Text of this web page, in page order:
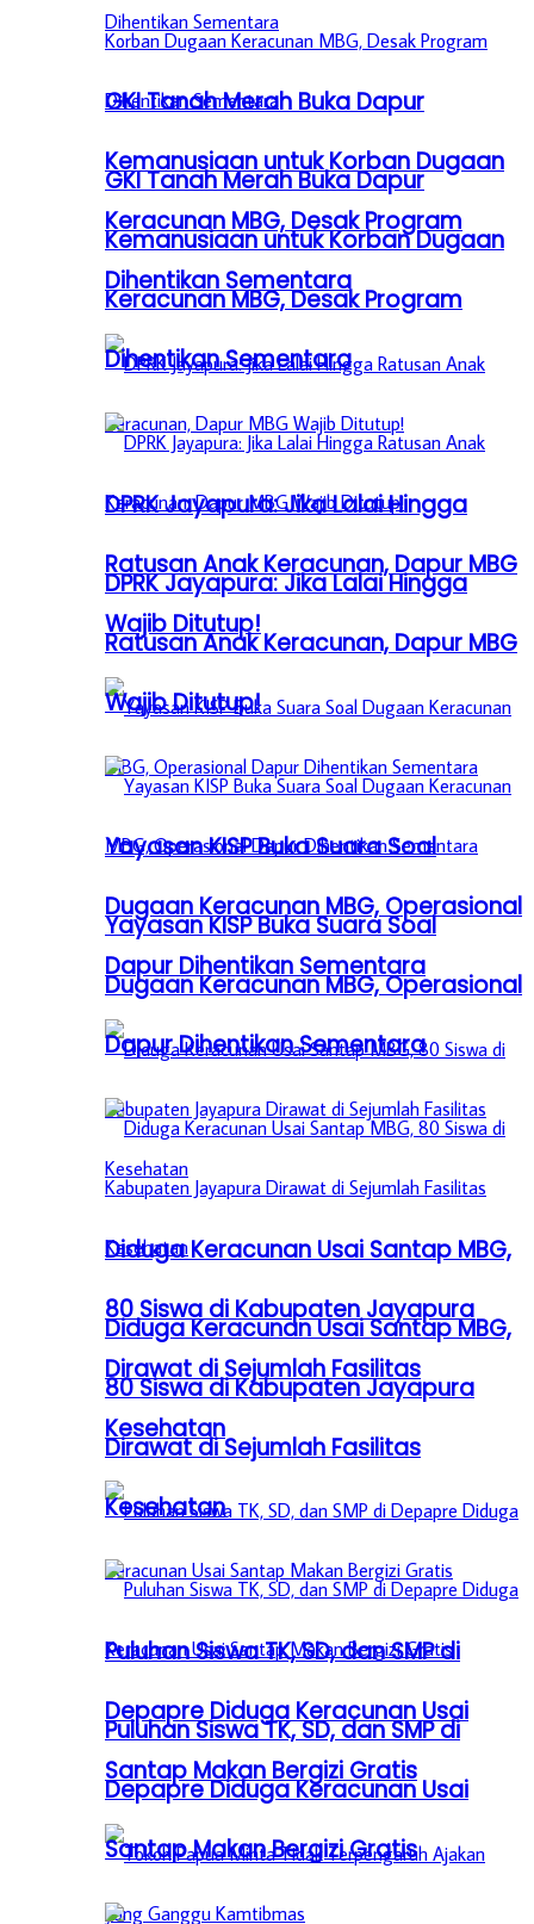
GKI Tanah Merah Buka Dapur
Kemanusiaan untuk Korban Dugaan
Keracunan MBG, Desak Program
Dihentikan Sementara
DPRK Jayapura: Jika Lalai Hingga
Ratusan Anak Keracunan, Dapur MBG
Wajib Ditutup!
Yayasan KISP Buka Suara Soal
Dugaan Keracunan MBG, Operasional
Dapur Dihentikan Sementara
Diduga Keracunan Usai Santap MBG,
80 Siswa di Kabupaten Jayapura
Dirawat di Sejumlah Fasilitas
Kesehatan
Puluhan Siswa TK, SD, dan SMP di
Depapre Diduga Keracunan Usai
Santap Makan Bergizi Gratis
GKI Tanah Merah Buka Dapur
Kemanusiaan untuk Korban Dugaan
Keracunan MBG, Desak Program
Dihentikan Sementara
DPRK Jayapura: Jika Lalai Hingga
Ratusan Anak Keracunan, Dapur MBG
Wajib Ditutup!
Yayasan KISP Buka Suara Soal
Dugaan Keracunan MBG, Operasional
Dapur Dihentikan Sementara
Diduga Keracunan Usai Santap MBG,
80 Siswa di Kabupaten Jayapura
Dirawat di Sejumlah Fasilitas
Kesehatan
Puluhan Siswa TK, SD, dan SMP di
Depapre Diduga Keracunan Usai
Santap Makan Bergizi Gratis